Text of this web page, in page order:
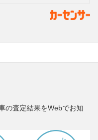
の査定結果をWebでお知